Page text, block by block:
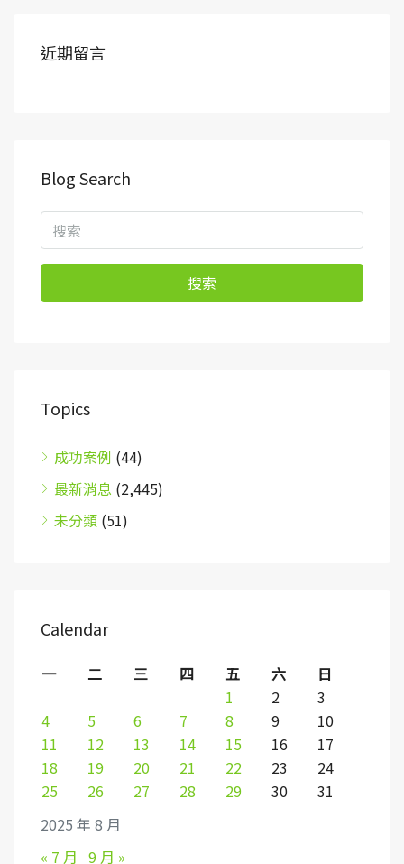
近期留言
Blog Search
搜索
Topics
成功案例 (44)
最新消息 (2,445)
未分類 (51)
Calendar
2025 年 8 月
一 二 三 四 五 六
日
1
2
3
4
5 6 7 8 9
10
11
12 13 14 15 16
17
18
19 20 21 22 23
24
25
26 27 28 29 30 31
« 7 月 9 月 »